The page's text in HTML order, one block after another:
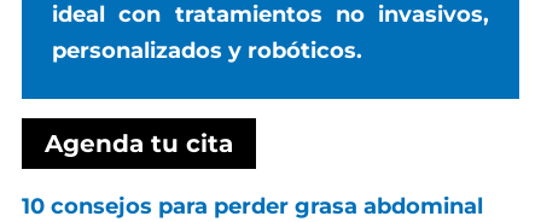
ideal con tratamientos no invasivos,
personalizados y robóticos.
Agenda tu cita
10 consejos para perder grasa abdominal